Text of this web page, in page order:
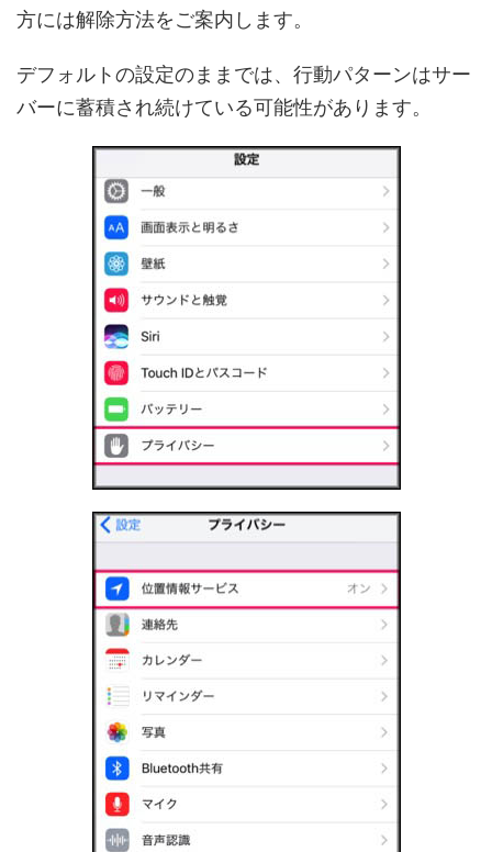
方には解除方法をご案内します。
デフォルトの設定のままでは、行動パターンはサー
バーに蓄積され続けている可能性があります。